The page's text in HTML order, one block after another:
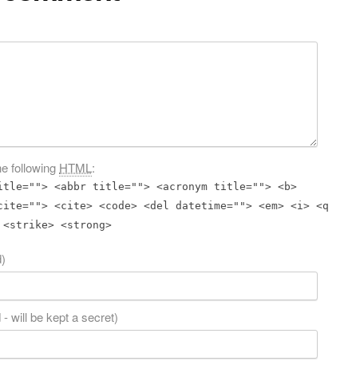
following HTML:
<abbr title=""> <acronym title=""> <b>
<cite> <code> <del datetime=""> <em> <i> <q
<strong>
- will be kept a secret)